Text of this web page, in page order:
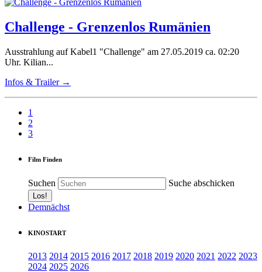
Challenge - Grenzenlos Rumänien
Ausstrahlung auf Kabel1 "Challenge" am 27.05.2019 ca. 02:20
Uhr. Kilian...
Infos & Trailer →
1
2
3
Film Finden
Suchen Suche abschicken
Demnächst
KINOSTART
2013 2014 2015 2016 2017 2018 2019 2020 2021 2022 2023
2024 2025 2026